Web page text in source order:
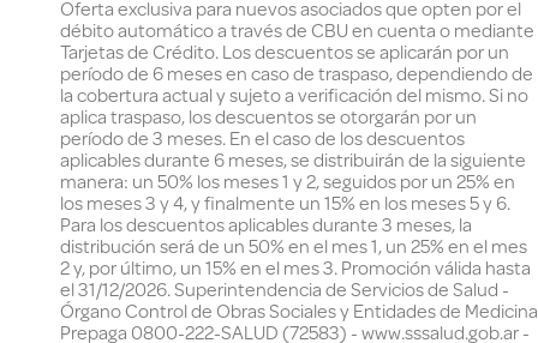
Oferta exclusiva para nuevos asociados que opten por el
débito automático a través de CBU en cuenta o mediante
Tarjetas de Crédito. Los descuentos se aplicarán por un
período de 6 meses en caso de traspaso, dependiendo de
la cobertura actual y sujeto a verificación del mismo. Si no
aplica traspaso, los descuentos se otorgarán por un
período de 3 meses. En el caso de los descuentos
aplicables durante 6 meses, se distribuirán de la siguiente
manera: un 50% los meses 1 y 2, seguidos por un 25% en
los meses 3 y 4, y finalmente un 15% en los meses 5 y 6.
Para los descuentos aplicables durante 3 meses, la
distribución será de un 50% en el mes 1, un 25% en el mes
2 y, por último, un 15% en el mes 3. Promoción válida hasta
el 31/12/2026. Superintendencia de Servicios de Salud -
Órgano Control de Obras Sociales y Entidades de Medicina
Prepaga 0800-222-SALUD (72583) - www.sssalud.gob.ar -